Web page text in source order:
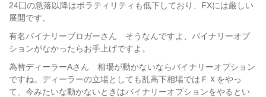
24囗の急落以降はボラティリティも低下しており、FXには厳しい
展開です。
有名バイナリーブロガーさん そうなんですよ、バイナリーオプ
ションがなかったらお手上げですよ。
為替ディーラーAさん 相場が動かないならバイナリーオプション
ですね。ディーラーの立場としても乱高下相場ではＦＸをやっ
て、今みたいな動かないときはバイナリーオプションをやるとい